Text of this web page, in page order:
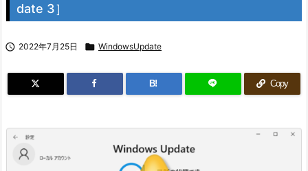
date 3］
 2022年7月25日  WindowsUpdate
B! Copy